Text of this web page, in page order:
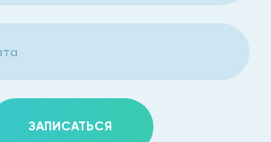
Онкология не станет приговором,
нашу клинику, своевременно пройти
лечиться у наших лучших докторов.
ЗАПИСАТЬСЯ